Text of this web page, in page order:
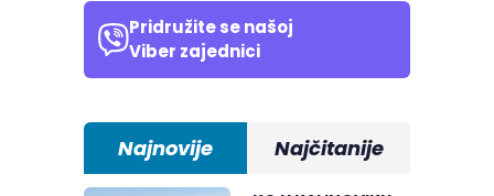
Pridružite se našoj
Viber zajednici
Najnovije Najčitanije